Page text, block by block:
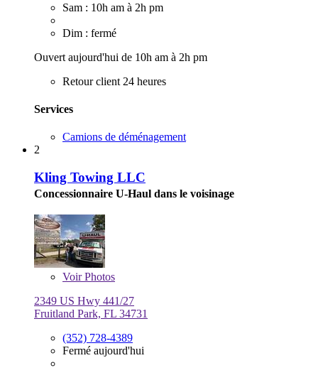
Sam : 10h am à 2h pm
Dim : fermé
Ouvert aujourd'hui de 10h am à 2h pm
Retour client 24 heures
Services
Camions de déménagement
2
Kling Towing LLC
Concessionnaire U-Haul dans le voisinage
VoirPhotos
2349 US Hwy 441/27
Fruitland Park, FL 34731
(352) 728-4389
Fermé aujourd'hui